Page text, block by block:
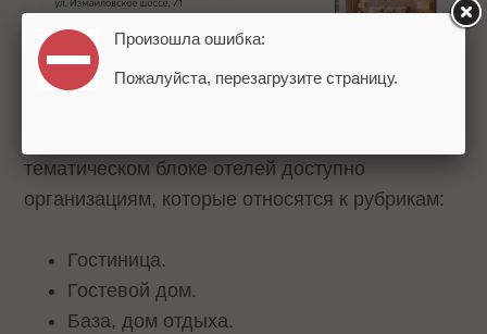
тематическом блоке отелей доступно
организациям, которые относятся к рубрикам:
Гостиница.
Гостевой дом.
База, дом отдыха.
Произошла ошибка:
Пожалуйста, перезагрузите страницу.